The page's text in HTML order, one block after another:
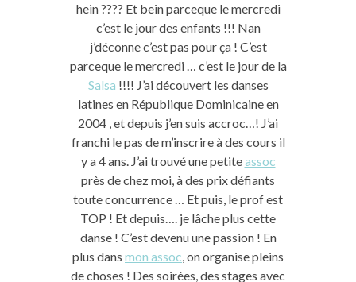
hein ???? Et bein parceque le mercredi
c’est le jour des enfants !!! Nan
j’déconne c’est pas pour ça ! C’est
parceque le mercredi … c’est le jour de la
Salsa !!!! J’ai découvert les danses
latines en République Dominicaine en
2004 , et depuis j’en suis accroc…! J’ai
franchi le pas de m’inscrire à des cours il
y a 4 ans. J’ai trouvé une petiteassoc
près de chez moi, à des prix défiants
toute concurrence … Et puis, le prof est
TOP ! Et depuis…. je lâche plus cette
danse ! C’est devenu une passion ! En
plus dans mon assoc, on organise pleins
de choses ! Des soirées, des stages avec